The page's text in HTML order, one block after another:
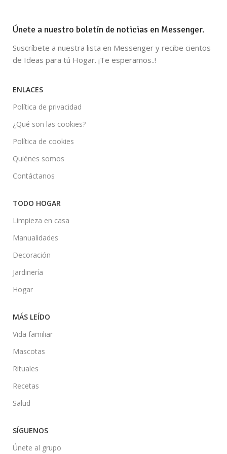
Únete a nuestro boletín de noticias en Messenger.
Suscríbete a nuestra lista en Messenger y recibe cientos
de Ideas para tú Hogar. ¡Te esperamos..!
ENLACES
Política de privacidad
¿Qué son las cookies?
Política de cookies
Quiénes somos
Contáctanos
TODO HOGAR
Limpieza en casa
Manualidades
Decoración
Jardinería
Hogar
MÁS LEÍDO
Vida familiar
Mascotas
Rituales
Recetas
Salud
SÍGUENOS
Únete al grupo